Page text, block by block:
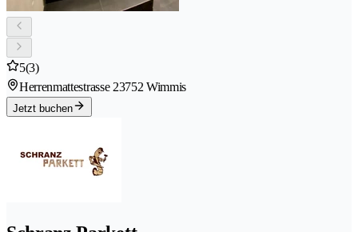
5(3)
Herrenmattestrasse 23752 Wimmis
Jetzt buchen